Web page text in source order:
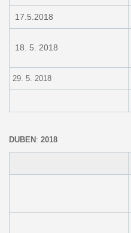
17.5.2018
18. 5. 2018
29. 5. 2018
DUBEN: 2018